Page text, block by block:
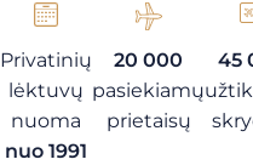
Privatinių
lėktuvų
nuoma
nuo 1991
20 000
pasiekiamų
prietaisų
45